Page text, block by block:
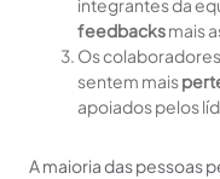
integrantes da
feedbacksmais
Os
sentem mais
apoiados pelos
A maioria das pessoas